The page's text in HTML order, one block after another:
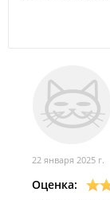
22 января 2025 г.
Оценка: